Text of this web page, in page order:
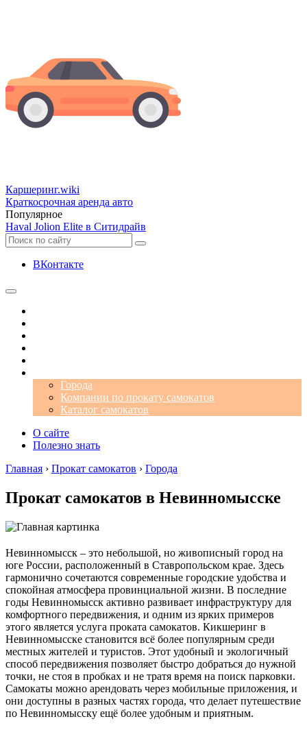
Каршеринг.wiki
Краткосрочная аренда авто
Популярное
Haval Jolion Elite в Ситидрайв
ВКонтакте
Города
Компании по прокату самокатов
Каталог самокатов
О сайте
Полезно знать
Главная › Прокат самокатов › Города
Прокат самокатов в Невинномысске
Невинномысск – это небольшой, но живописный город на
юге России, расположенный в Ставропольском крае. Здесь
гармонично сочетаются современные городские удобства и
спокойная атмосфера провинциальной жизни. В последние
годы Невинномысск активно развивает инфраструктуру для
комфортного передвижения, и одним из ярких примеров
этого является услуга проката самокатов. Кикшеринг в
Невинномысске становится всё более популярным среди
местных жителей и туристов. Этот удобный и экологичный
способ передвижения позволяет быстро добраться до нужной
точки, не стоя в пробках и не тратя время на поиск парковки.
Самокаты можно арендовать через мобильные приложения, и
они доступны в разных частях города, что делает путешествие
по Невинномысску ещё более удобным и приятным.